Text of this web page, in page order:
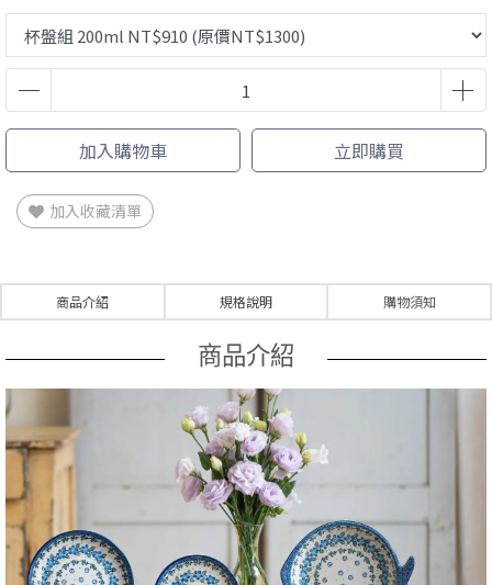
加入購物車 立即購買
加入收藏清單
商品介紹 規格說明 購物須知
商品介紹